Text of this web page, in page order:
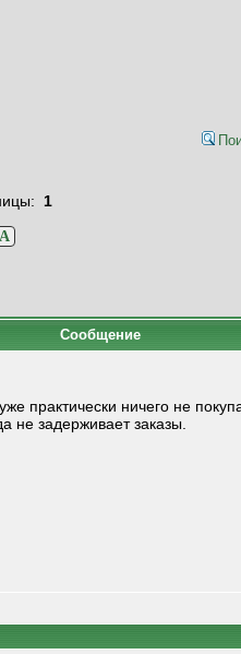
1
Сообщение
практически ничего не
не задерживает заказы.